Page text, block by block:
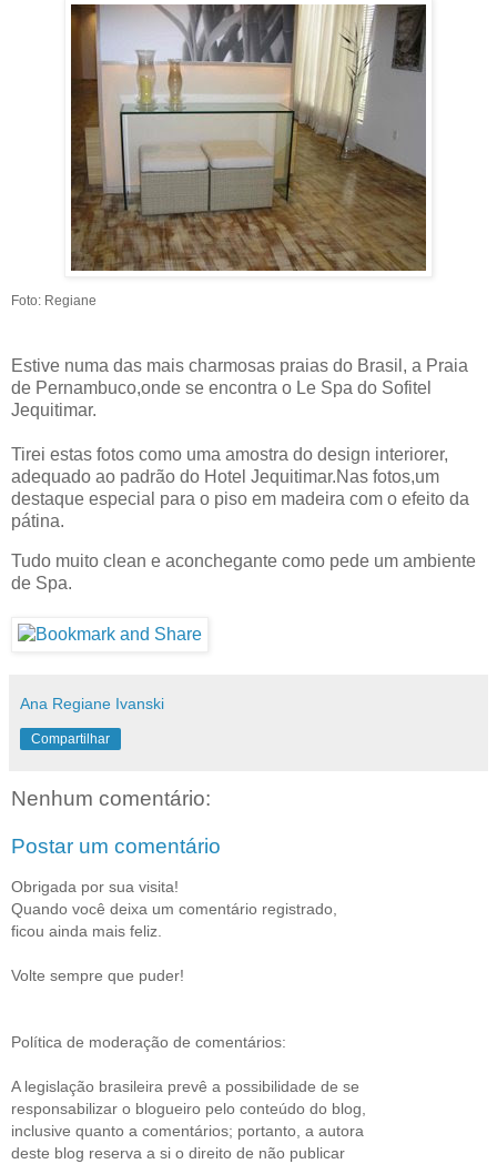
Foto: Regiane
Estive numa das mais charmosas praias do Brasil, a Praia
de Pernambuco,onde se encontra o Le Spa do Sofitel
Jequitimar.
Tirei estas fotos como uma amostra do design interiorer,
adequado ao padrão do Hotel Jequitimar.Nas fotos,um
destaque especial para o piso em madeira com o efeito da
pátina.
Tudo muito clean e aconchegante como pede um ambiente
de Spa.
Ana Regiane Ivanski
Compartilhar
Nenhum comentário:
Postar um comentário
Obrigada por sua visita!
Quando você deixa um comentário registrado,
ficou ainda mais feliz.
Volte sempre que puder!
Política de moderação de comentários:
A legislação brasileira prevê a possibilidade de se
responsabilizar o blogueiro pelo conteúdo do blog,
inclusive quanto a comentários; portanto, a autora
deste blog reserva a si o direito de não publicar